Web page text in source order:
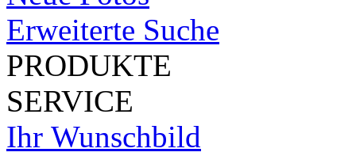
Erweiterte Suche
PRODUKTE
SERVICE
Ihr Wunschbild